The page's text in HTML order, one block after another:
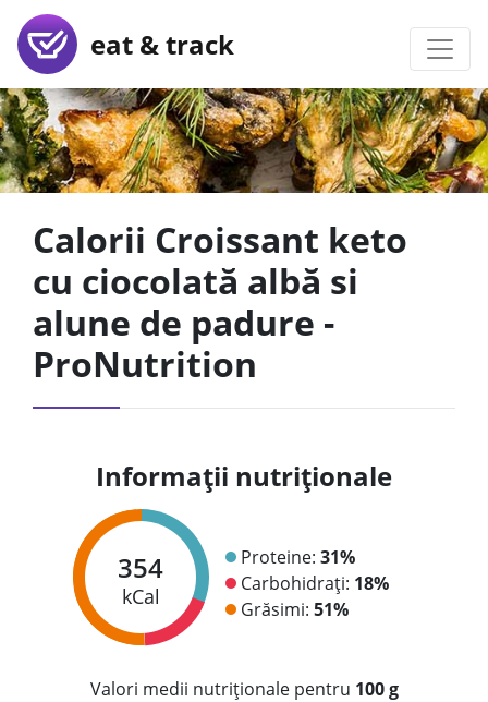
eat & track
Calorii Croissant keto
cu ciocolată albă si
alune de padure -
ProNutrition
Informații nutriționale
354
kCal
Proteine: 31%
Carbohidrați: 18%
Grăsimi: 51%
Valori medii nutriționale pentru 100 g